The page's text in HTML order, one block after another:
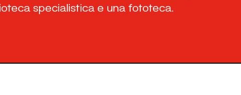
specialistica e una fototeca.